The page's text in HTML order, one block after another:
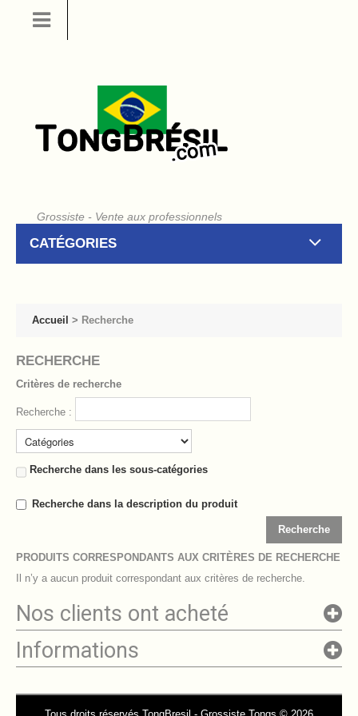
Grossiste - Vente aux professionnels
CATÉGORIES
Accueil > Recherche
RECHERCHE
Critères de recherche
Recherche :
Recherche dans les sous-catégories
Recherche dans la description du produit
Recherche
PRODUITS CORRESPONDANTS AUX CRITÈRES DE RECHERCHE
Il n’y a aucun produit correspondant aux critères de recherche.
Nos clients ont acheté
Informations